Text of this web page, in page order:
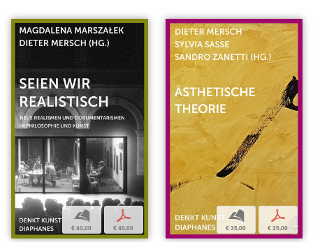
b
€ 40,00
p
€ 40,00
b
€ 35,00
p
€ 35,00